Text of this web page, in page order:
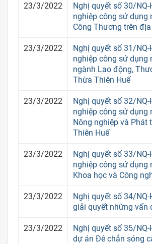
23/3/2022
Nghị quyết số 30/
nghiệp công sử dụng
Công Thương trên
23/3/2022
Nghị quyết số 31/
nghiệp công sử dụng
ngành Lao động,
Thừa Thiên Huế
23/3/2022
Nghị quyết số 32/
nghiệp công sử dụng
Nông nghiệp và Phát
Thiên Huế
23/3/2022
Nghị quyết số 33/
nghiệp công sử dụng
Khoa học và Công
23/3/2022
Nghị quyết số 34/
giải quyết những vấn
23/3/2022
Nghị quyết số 35/
dự án Đê chắn sóng